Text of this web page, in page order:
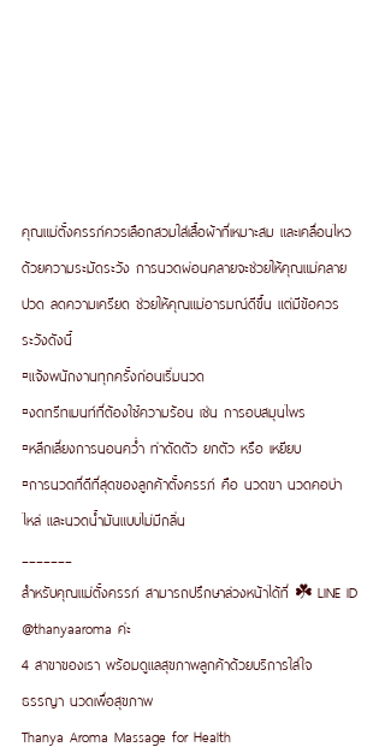
คุณแม่ตั้งครรภ์ควรเลือกสวมใส่เสื้อผ้าที่เหมาะสม และเคลื่อนไหว
ด้วยความระมัดระวัง การนวดผ่อนคลายจะช่วยให้คุณแม่คลาย
ปวด ลดความเครียด ช่วยให้คุณแม่อารมณ์ดีขึ้น แต่มีข้อควร
ระวังดังนี้
▫️แจ้งพนักงานทุกครั้งก่อนเริ่มนวด
▫️งดทรีทเมนท์ที่ต้องใช้ความร้อน เช่น การอบสมุนไพร
▫️หลีกเลี่ยงการนอนคว่ำ ท่าดัดตัว ยกตัว หรือ เหยียบ
▫️การนวดที่ดีที่สุดของลูกค้าตั้งครรภ์ คือ นวดขา นวดคอบ่า
ไหล่ และนวดน้ำมันแบบไม่มีกลิ่น
สำหรับคุณแม่ตั้งครรภ์ สามารถปรึกษาล่วงหน้าได้ที่ ☘️ LINE ID
@thanyaaroma ค่ะ
4 สาขาของเรา พร้อมดูแลสุขภาพลูกค้าด้วยบริการใส่ใจ
ธรรญา นวดเพื่อสุขภาพ
Thanya Aroma Massage for Health